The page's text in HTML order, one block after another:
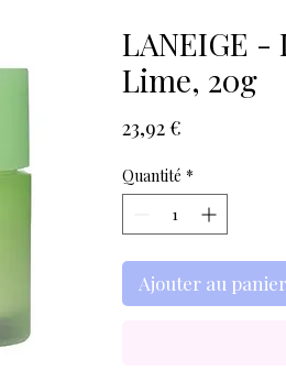
LANEIGE -
Lime, 20g
23,92 €
Quantité *
Ajouter au panier